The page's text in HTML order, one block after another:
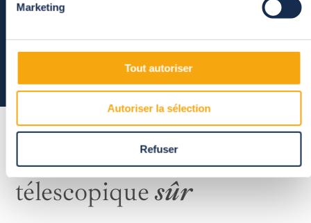
Marketing
Tout autoriser
Autoriser la sélection
Refuser
L'abri de piscine
télescopiquesûr